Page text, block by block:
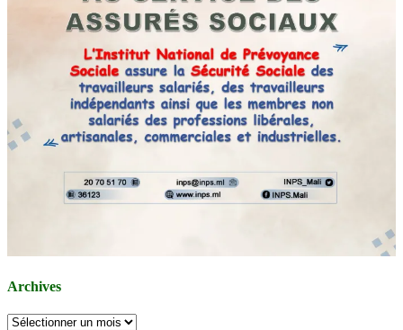
Archives
Archives